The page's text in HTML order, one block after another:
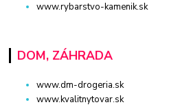
www.rybarstvo-kamenik.sk
DOM, ZÁHRADA
www.dm-drogeria.sk
www.kvalitnytovar.sk